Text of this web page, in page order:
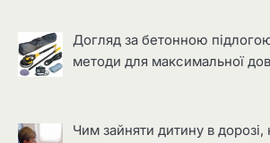
Догляд за бетонною
методи для максимальної
Чим зайняти дитину в дорозі,